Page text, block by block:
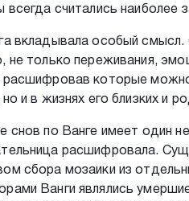
всегда считались наиболее
вкладывала особый смысл.
не только переживания,
расшифровав которые
и в жизнях его близких и
снов по Ванге имеет один
расшифровала.
сбора мозаики из
Ванги являлись